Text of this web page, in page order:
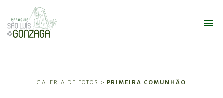
GALERIA DE FOTOS > PRIMEIRA COMUNHÃO